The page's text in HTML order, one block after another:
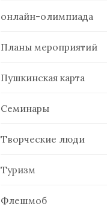
онлайн-олимпиада
Планы мероприятий
Пушкинская карта
Семинары
Творческие люди
Туризм
Флешмоб